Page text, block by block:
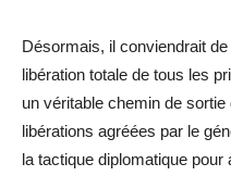
Désormais, il conviendrait
libération totale de tous les
un véritable chemin de
libérations agréées par le
la tactique diplomatique pour